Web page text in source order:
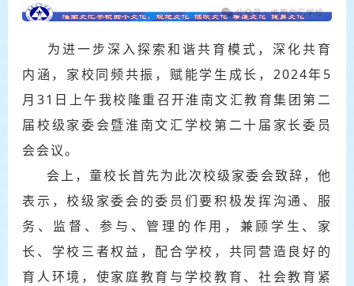
为进一步深入探索和谐共育模式，深化共育
内涵，家校同频共振，赋能学生成长， 2024年5
月31 日上午我校隆重召开淮南文汇教育集团第二
届校级家委会暨淮南文汇学校第二十届家长委员
会会议。
会上，童校长首先为此次校级家委会致辞，他
表示，校级家委会的委员们要积极发挥沟通、服
务、监督、参与、管理的作用，兼顾学生、家
长、学校三者权益，配合学校，共同营造良好的
育人环境，使家庭教育 与学校教育、社会教育紧